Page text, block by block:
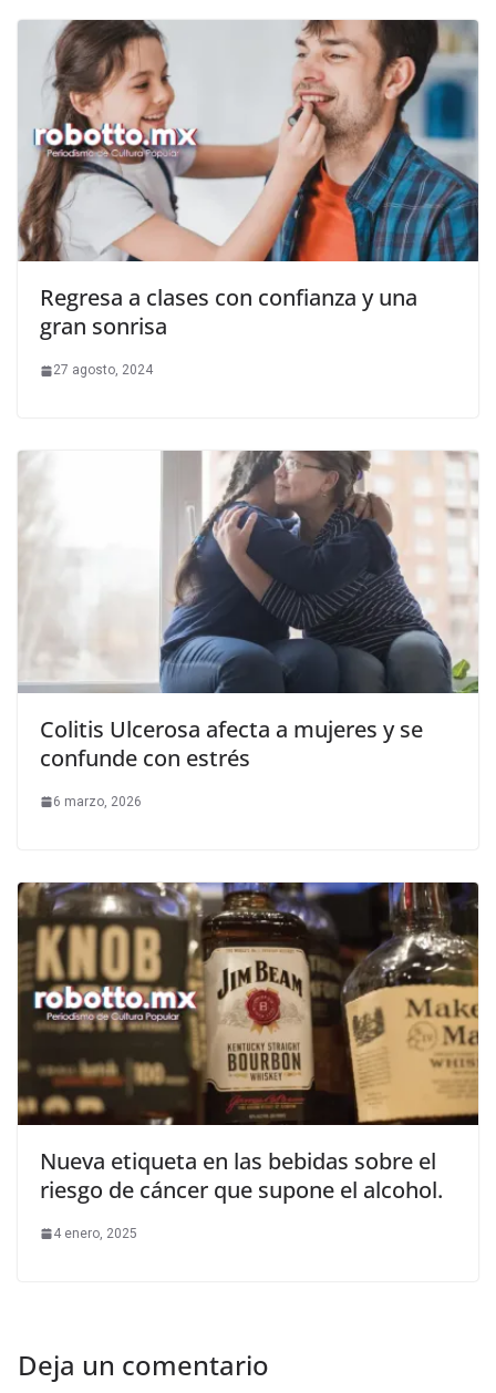
Regresa a clases con confianza y una
gran sonrisa
27 agosto, 2024
Colitis Ulcerosa afecta a mujeres y se
confunde con estrés
6 marzo, 2026
Nueva etiqueta en las bebidas sobre el
riesgo de cáncer que supone el alcohol.
4 enero, 2025
Deja un comentario